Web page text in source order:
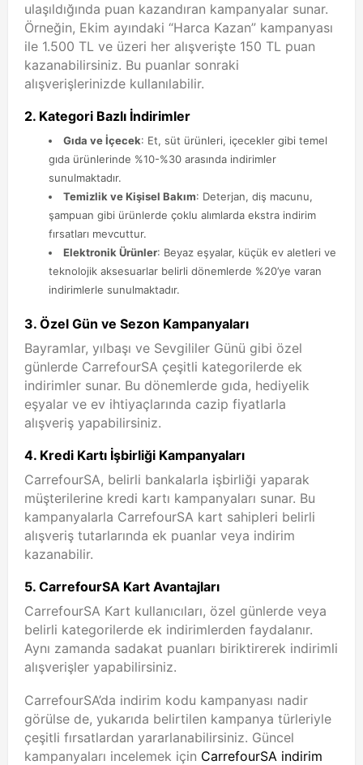
ulaşıldığında puan kazandıran kampanyalar sunar.
Örneğin, Ekim ayındaki “Harca Kazan” kampanyası
ile 1.500 TL ve üzeri her alışverişte 150 TL puan
kazanabilirsiniz. Bu puanlar sonraki
alışverişlerinizde kullanılabilir.
2. Kategori Bazlı İndirimler
Gıda ve İçecek: Et, süt ürünleri, içecekler gibi temel
gıda ürünlerinde %10-%30 arasında indirimler
sunulmaktadır.
Temizlik ve Kişisel Bakım: Deterjan, diş macunu,
şampuan gibi ürünlerde çoklu alımlarda ekstra indirim
fırsatları mevcuttur.
Elektronik Ürünler: Beyaz eşyalar, küçük ev aletleri ve
teknolojik aksesuarlar belirli dönemlerde %20’ye varan
indirimlerle sunulmaktadır.
3. Özel Gün ve Sezon Kampanyaları
Bayramlar, yılbaşı ve Sevgililer Günü gibi özel
günlerde CarrefourSA çeşitli kategorilerde ek
indirimler sunar. Bu dönemlerde gıda, hediyelik
eşyalar ve ev ihtiyaçlarında cazip fiyatlarla
alışveriş yapabilirsiniz.
4. Kredi Kartı İşbirliği Kampanyaları
CarrefourSA, belirli bankalarla işbirliği yaparak
müşterilerine kredi kartı kampanyaları sunar. Bu
kampanyalarla CarrefourSA kart sahipleri belirli
alışveriş tutarlarında ek puanlar veya indirim
kazanabilir.
5. CarrefourSA Kart Avantajları
CarrefourSA Kart kullanıcıları, özel günlerde veya
belirli kategorilerde ek indirimlerden faydalanır.
Aynı zamanda sadakat puanları biriktirerek indirimli
alışverişler yapabilirsiniz.
CarrefourSA’da indirim kodu kampanyası nadir
görülse de, yukarıda belirtilen kampanya türleriyle
çeşitli fırsatlardan yararlanabilirsiniz. Güncel
kampanyaları incelemek için CarrefourSA indirim